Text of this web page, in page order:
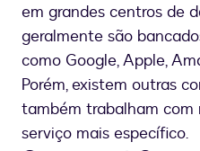
em grandes centros de
geralmente são
como Google, Apple,
Porém, existem outras
também trabalham com
serviço mais específico.